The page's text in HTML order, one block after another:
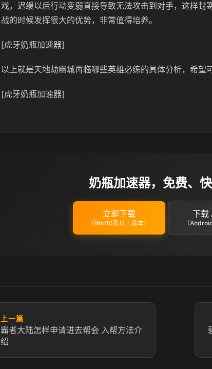
戏，迟缓以后行动变弱直接导致无法攻击到对手，这样封
战的时候发挥很大的优势，非常值得培养。
[虎牙奶瓶加速器]
以上就是天地劫幽城再临哪些英雄必练的具体分析，希望
[虎牙奶瓶加速器]
奶瓶加速器，免费、
立即下载
（Win10及以上版本）
下载
（
上一篇
霸者大陆怎样申请进去帮会 入帮方法介
绍